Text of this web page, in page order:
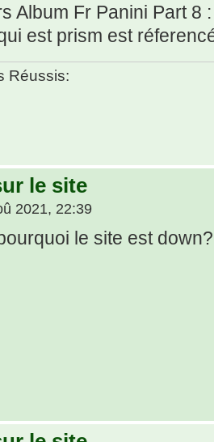
Album Fr Panini Part 8
est prism est
Réussis:
le site
2021, 22:39
le site est